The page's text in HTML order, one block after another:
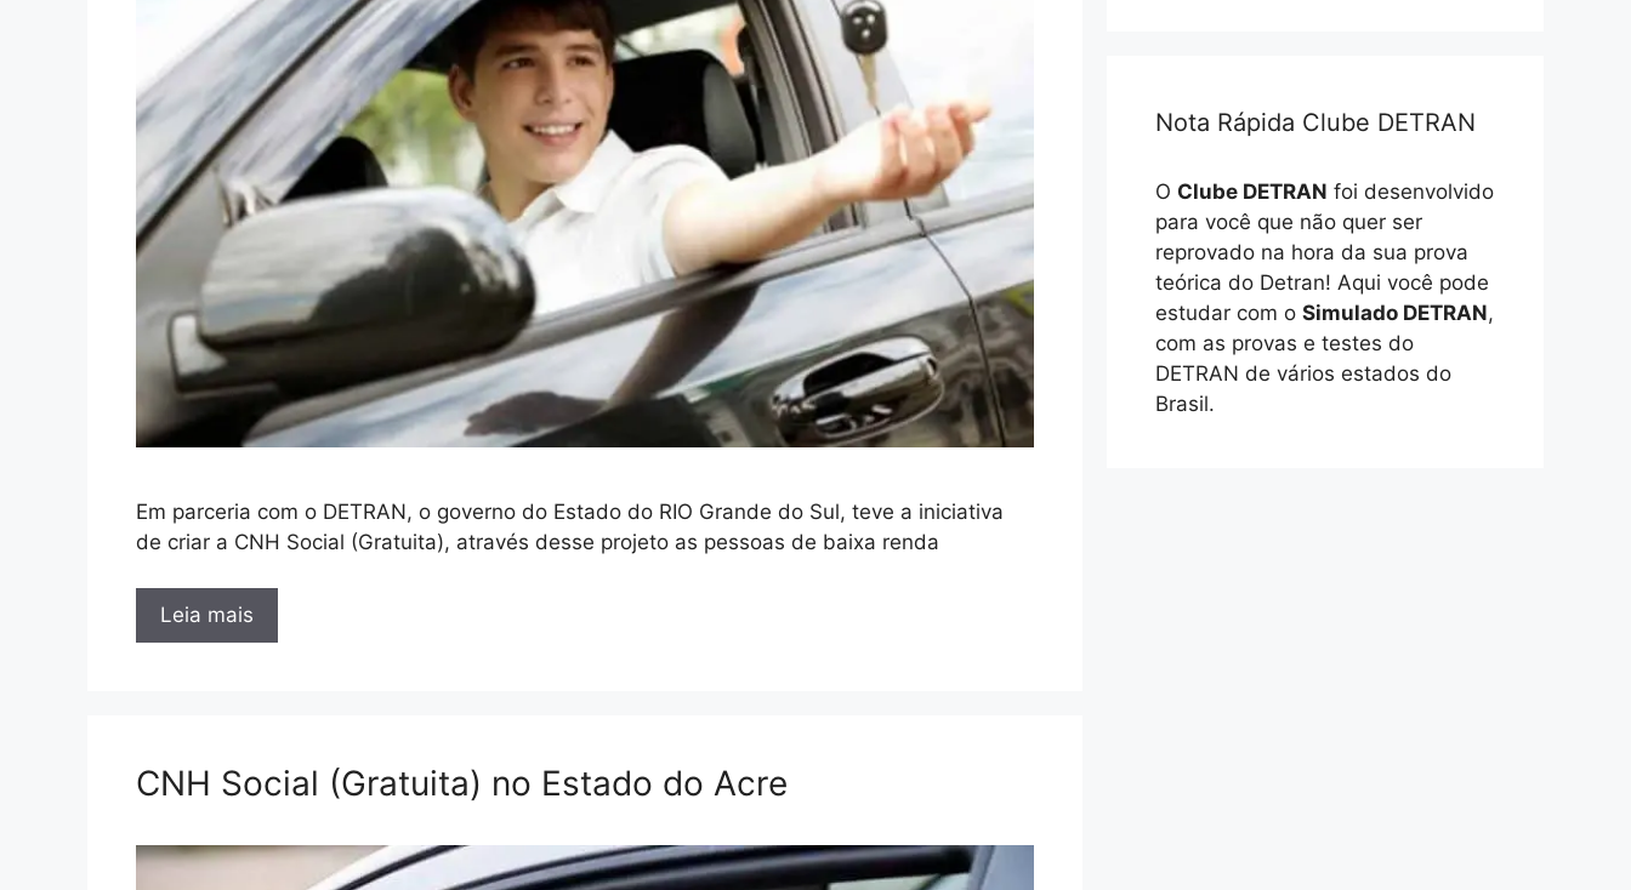
Em parceria com o DETRAN, o governo do Estado do RIO Grande do Sul, teve a iniciativa
de criar a CNH Social (Gratuita), através desse projeto as pessoas de baixa renda
Leia mais
CNH Social (Gratuita) no Estado do Acre
Nota Rápida Clube DETRAN
O Clube DETRAN foi desenvolvido
para você que não quer ser
reprovado na hora da sua prova
teórica do Detran! Aqui você pode
estudar com o Simulado DETRAN,
com as provas e testes do
DETRAN de vários estados do
Brasil.